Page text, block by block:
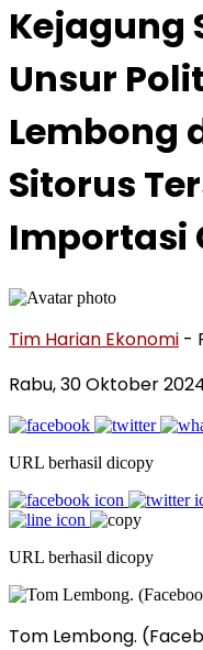
Kejagung
Unsur
Lembong
Sitorus
Importasi
Tim Harian Ekonomi -
Rabu, 30 Oktober
URL berhasil dicopy
URL berhasil dicopy
Tom Lembong.